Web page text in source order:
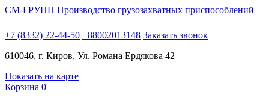
СМ-ГРУПП Производство грузозахватных приспособлений
+7 (8332) 22-44-50 +88002013148 Заказать звонок
610046, г. Киров, Ул. Романа Ердякова 42
Показать на карте
Корзина 0